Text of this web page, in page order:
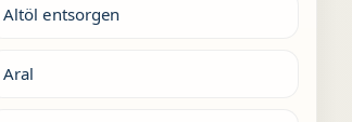
Altöl entsorgen
Aral